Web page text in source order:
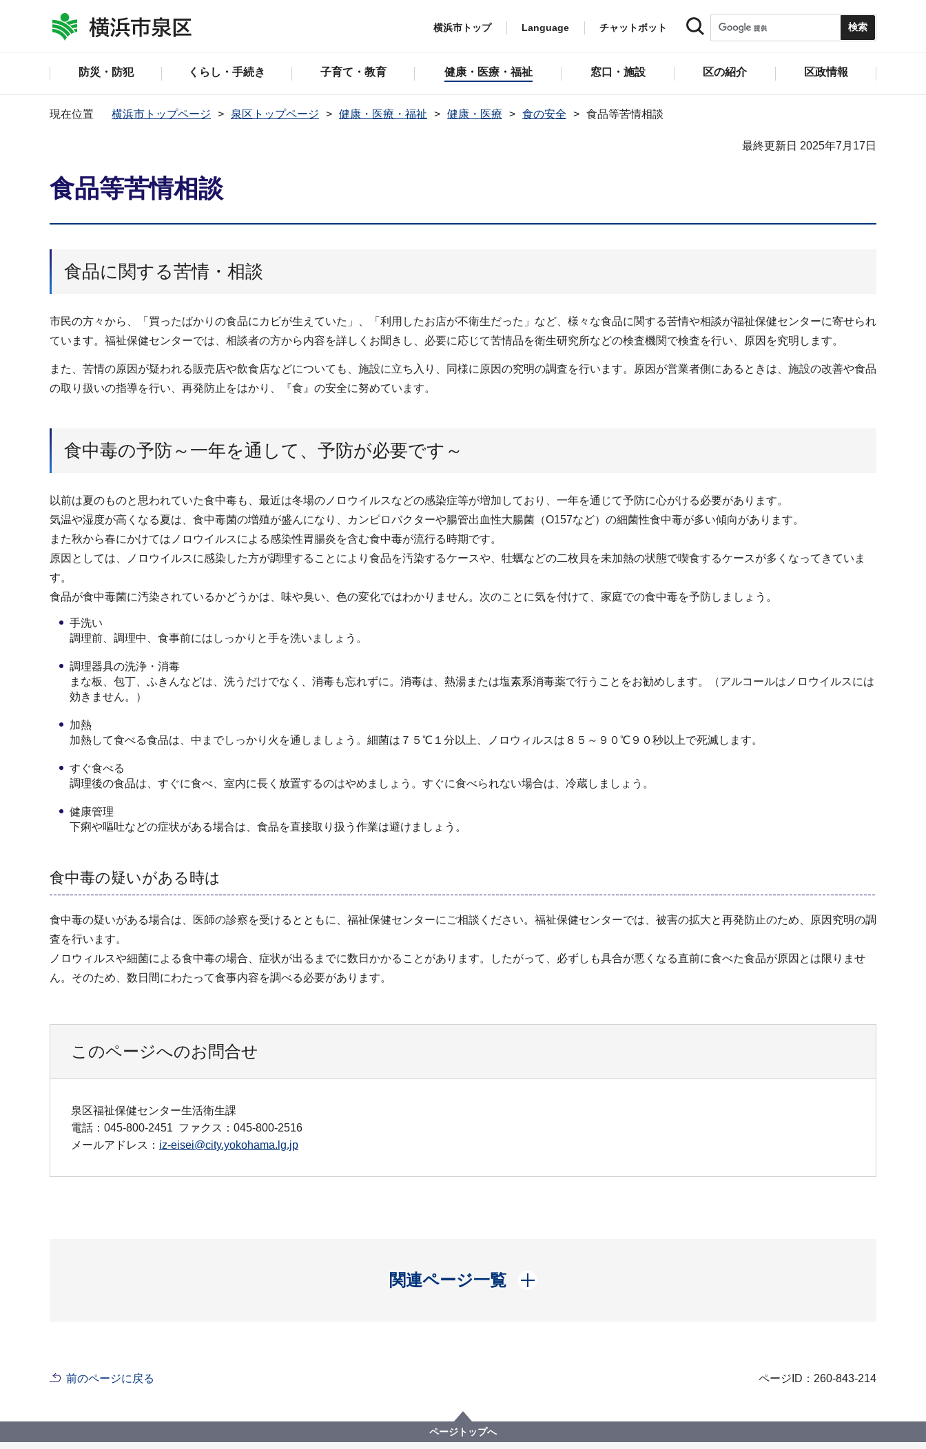
横浜市トップ Language チャットボット
防災・防犯 くらし・手続き 子育て・教育 健康・医療・福祉 窓口・施設 区の紹介 区政情報
現在位置 横浜市トップページ 泉区トップページ 健康・医療・福祉 健康・医療 食の安全 食品等苦情相談
最終更新日 2025年7月17日
食品等苦情相談
食品に関する苦情・相談
市民の方々から、「買ったばかりの食品にカビが生えていた」、「利用したお店が不衛生だった」など、様々な食品に関する苦情や相談が福祉保健センターに寄せられ
ています。福祉保健センターでは、相談者の方から内容を詳しくお聞きし、必要に応じて苦情品を衛生研究所などの検査機関で検査を行い、原因を究明します。
また、苦情の原因が疑われる販売店や飲食店などについても、施設に立ち入り、同様に原因の究明の調査を行います。原因が営業者側にあるときは、施設の改善や食品
の取り扱いの指導を行い、再発防止をはかり、『食』の安全に努めています。
食中毒の予防～一年を通して、予防が必要です～
以前は夏のものと思われていた食中毒も、最近は冬場のノロウイルスなどの感染症等が増加しており、一年を通じて予防に心がける必要があります。
気温や湿度が高くなる夏は、食中毒菌の増殖が盛んになり、カンピロバクターや腸管出血性大腸菌（O157など）の細菌性食中毒が多い傾向があります。
また秋から春にかけてはノロウイルスによる感染性胃腸炎を含む食中毒が流行る時期です。
原因としては、ノロウイルスに感染した方が調理することにより食品を汚染するケースや、牡蠣などの二枚貝を未加熱の状態で喫食するケースが多くなってきていま
す。
食品が食中毒菌に汚染されているかどうかは、味や臭い、色の変化ではわかりません。次のことに気を付けて、家庭での食中毒を予防しましょう。
手洗い
調理前、調理中、食事前にはしっかりと手を洗いましょう。
調理器具の洗浄・消毒
まな板、包丁、ふきんなどは、洗うだけでなく、消毒も忘れずに。消毒は、熱湯または塩素系消毒薬で行うことをお勧めします。（アルコールはノロウイルスには
効きません。）
加熱
加熱して食べる食品は、中までしっかり火を通しましょう。細菌は７５℃１分以上、ノロウィルスは８５～９０℃９０秒以上で死滅します。
すぐ食べる
調理後の食品は、すぐに食べ、室内に長く放置するのはやめましょう。すぐに食べられない場合は、冷蔵しましょう。
健康管理
下痢や嘔吐などの症状がある場合は、食品を直接取り扱う作業は避けましょう。
食中毒の疑いがある時は
食中毒の疑いがある場合は、医師の診察を受けるとともに、福祉保健センターにご相談ください。福祉保健センターでは、被害の拡大と再発防止のため、原因究明の調
査を行います。
ノロウィルスや細菌による食中毒の場合、症状が出るまでに数日かかることがあります。したがって、必ずしも具合が悪くなる直前に食べた食品が原因とは限りませ
ん。そのため、数日間にわたって食事内容を調べる必要があります。
このページへのお問合せ
泉区福祉保健センター生活衛生課
電話：045-800-2451 ファクス：045-800-2516
メールアドレス： iz-eisei@city.yokohama.lg.jp
関連ページ一覧
開く
前のページに戻る ページID：260-843-214
ページトップへ